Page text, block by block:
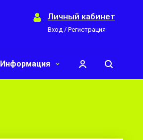
Личный кабинет
Вход / Регистрация
Информация